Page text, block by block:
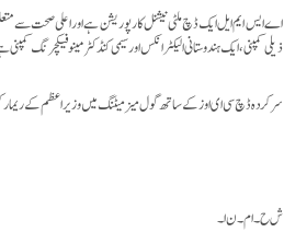
اے ایس ایم ایل ایک ڈچ ملٹی نیشنل کارپوریشن ہے اور اعلی صحت سے
ذیلی کمپنی ، ایک ہندوستانی الیکٹرانکس اور سیمی کنڈکٹر مینوفیکچرنگ
سرکردہ ڈچ سی ای اوز کے ساتھ گول میز میٹنگ میں وزیر اعظم کے
ش ح۔ا م ۔ن ا۔